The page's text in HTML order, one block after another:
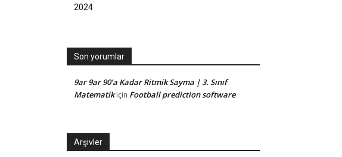
2024
Son yorumlar
9ar 9ar 90’a Kadar Ritmik Sayma | 3. Sınıf
Matematikiçin Football prediction software
Arşivler